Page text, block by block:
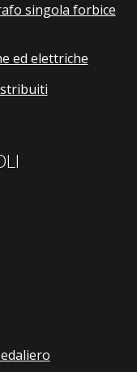
singola forbice
ed elettriche